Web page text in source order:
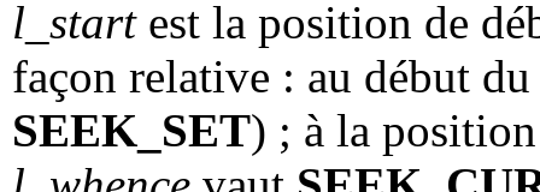
l_startest la position de
façon relative : au début
SEEK_SET) ; à la